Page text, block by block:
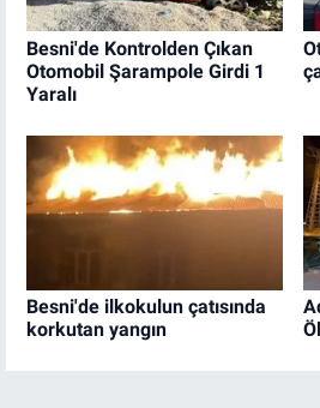
Besni'de Kontrolden Çıkan
Otomobil Şarampole Girdi 1
Yaralı
Besni'de ilkokulun çatısında
korkutan yangın